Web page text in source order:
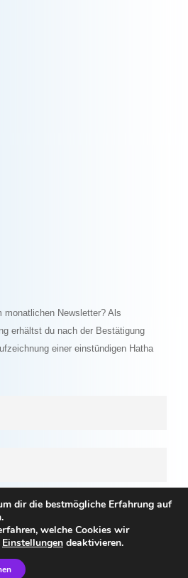
monatlichen Newsletter? Als
erhältst du nach der Bestätigung
einer einstündigen Hatha
dir die bestmögliche Erfahrung auf
welche Cookies wir
Einstellungen deaktivieren.